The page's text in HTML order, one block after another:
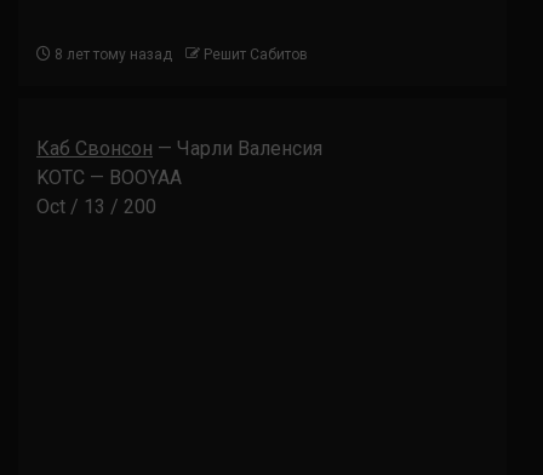
8 лет тому назад Решит Сабитов
Каб Свонсон — Чарли Валенсия
KOTC — BOOYAA
Oct / 13 / 200